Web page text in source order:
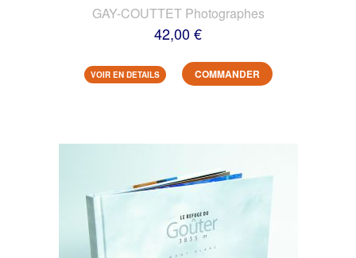
GAY-COUTTET Photographes
42,00 €
VOIR EN DETAILS COMMANDER